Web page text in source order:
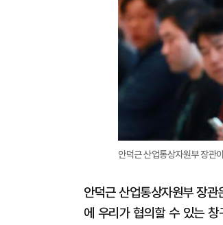
안덕근 산업통상자원부 장관
안덕근 산업통상자원부 장
에 우리가 협의할 수 있는